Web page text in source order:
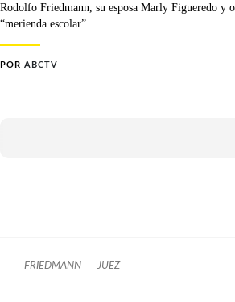
Rodolfo Friedmann, su esposa Marly Figueredo y
“merienda escolar”.
POR ABCTV
FRIEDMANN JUEZ